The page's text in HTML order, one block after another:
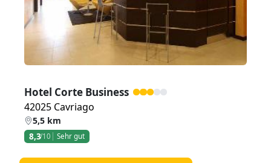
Hotel Corte Business
42025 Cavriago
5,5 km
8,3/10 Sehr gut